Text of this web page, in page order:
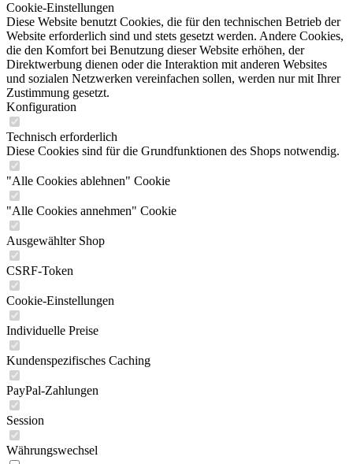
Cookie-Einstellungen
Diese Website benutzt Cookies, die für den technischen Betrieb der
Website erforderlich sind und stets gesetzt werden. Andere Cookies,
die den Komfort bei Benutzung dieser Website erhöhen, der
Direktwerbung dienen oder die Interaktion mit anderen Websites
und sozialen Netzwerken vereinfachen sollen, werden nur mit Ihrer
Zustimmung gesetzt.
Konfiguration
Technisch erforderlich
Diese Cookies sind für die Grundfunktionen des Shops notwendig.
"Alle Cookies ablehnen" Cookie
"Alle Cookies annehmen" Cookie
Ausgewählter Shop
CSRF-Token
Cookie-Einstellungen
Individuelle Preise
Kundenspezifisches Caching
PayPal-Zahlungen
Session
Währungswechsel